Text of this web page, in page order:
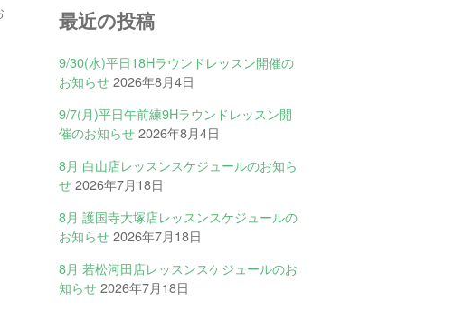
最近の投稿
9/30(水)平日18Hラウンドレッスン開催の
お知らせ2026年8月4日
9/7(月)平日午前練9Hラウンドレッスン開
催のお知らせ2026年8月4日
8月 白山店レッスンスケジュールのお知ら
せ2026年7月18日
8月 護国寺大塚店レッスンスケジュールの
お知らせ2026年7月18日
8月 若松河田店レッスンスケジュールのお
知らせ2026年7月18日